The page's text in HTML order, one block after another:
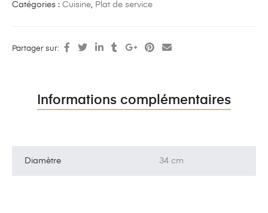
Catégories : Cuisine, Plat de service
Partager sur:
Informations complémentaires
Diamètre 34 cm